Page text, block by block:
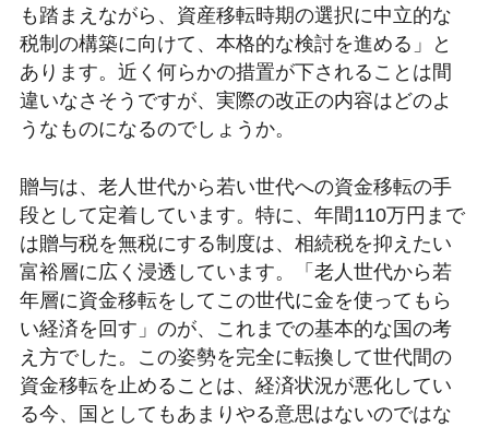
も踏まえながら、資産移転時期の選択に中立的な
税制の構築に向けて、本格的な検討を進める」と
あります。近く何らかの措置が下されることは間
違いなさそうですが、実際の改正の内容はどのよ
うなものになるのでしょうか。
贈与は、老人世代から若い世代への資金移転の手
段として定着しています。特に、年間110万円まで
は贈与税を無税にする制度は、相続税を抑えたい
富裕層に広く浸透しています。「老人世代から若
年層に資金移転をしてこの世代に金を使ってもら
い経済を回す」のが、これまでの基本的な国の考
え方でした。この姿勢を完全に転換して世代間の
資金移転を止めることは、経済状況が悪化してい
る今、国としてもあまりやる意思はないのではな